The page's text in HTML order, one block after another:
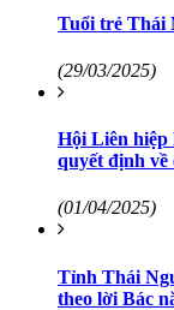
Tuổi trẻ Thái
(29/03/2025)
Hội Liên hiệp
quyết định về
(01/04/2025)
Tỉnh Thái
theo lời Bác